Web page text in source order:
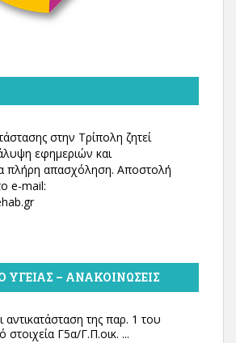
στην Τρίπολη ζητεί
εφημεριών και
πλήρη απασχόληση. Αποστολή
e-mail:
ΥΓΕΊΑΣ – ΑΝΑΚΟΙΝΏΣΕΙΣ
της παρ. 1 του
Γ5α/Γ.Π.οικ. ...